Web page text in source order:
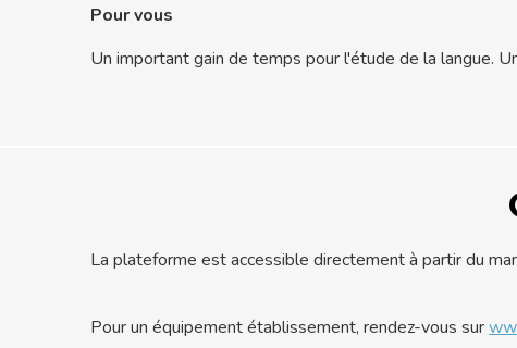
Pour vous
Un important gain de temps pour l'étude de la langue.
La plateforme est accessible directement à partir du
Pour un équipement établissement, rendez-vous sur